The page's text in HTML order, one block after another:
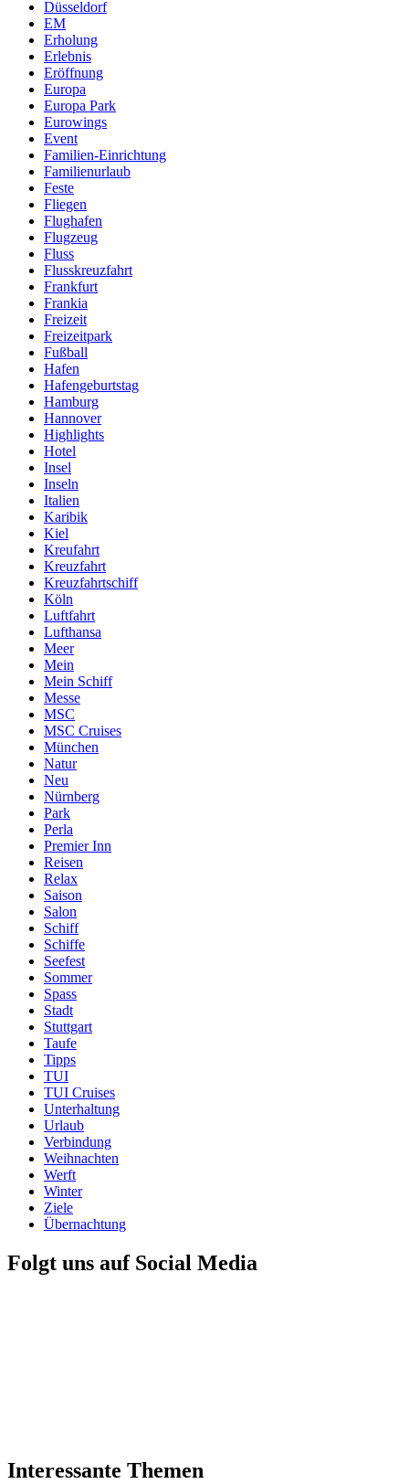
Düsseldorf
EM
Erholung
Erlebnis
Eröffnung
Europa
Europa Park
Eurowings
Event
Familien-Einrichtung
Familienurlaub
Feste
Fliegen
Flughafen
Flugzeug
Fluss
Flusskreuzfahrt
Frankfurt
Frankia
Freizeit
Freizeitpark
Fußball
Hafen
Hafengeburtstag
Hamburg
Hannover
Highlights
Hotel
Insel
Inseln
Italien
Karibik
Kiel
Kreufahrt
Kreuzfahrt
Kreuzfahrtschiff
Köln
Luftfahrt
Lufthansa
Meer
Mein
Mein Schiff
Messe
MSC
MSC Cruises
München
Natur
Neu
Nürnberg
Park
Perla
Premier Inn
Reisen
Relax
Saison
Salon
Schiff
Schiffe
Seefest
Sommer
Spass
Stadt
Stuttgart
Taufe
Tipps
TUI
TUI Cruises
Unterhaltung
Urlaub
Verbindung
Weihnachten
Werft
Winter
Ziele
Übernachtung
Folgt uns auf Social Media
Interessante Themen